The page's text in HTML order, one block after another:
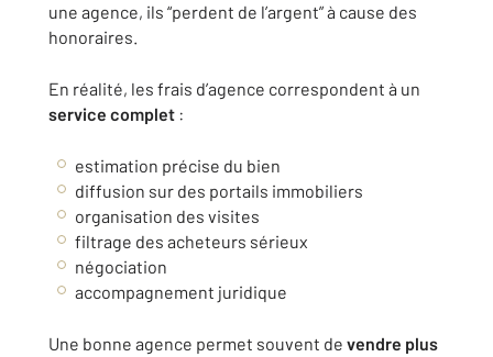
une agence, ils “perdent de l’argent” à cause des
honoraires.
En réalité, les frais d’agence correspondent à un
service complet :
estimation précise du bien
diffusion sur des portails immobiliers
organisation des visites
filtrage des acheteurs sérieux
négociation
accompagnement juridique
Une bonne agence permet souvent de vendre plus